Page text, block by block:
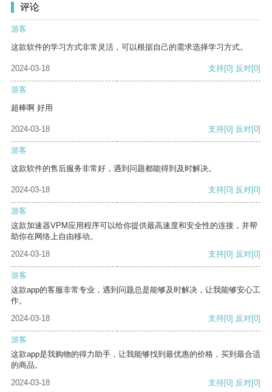
评论
游客
这款软件的学习方式非常灵活，可以根据自己的需求选择学习方式。
2024-03-18 支持[0] 反对[0]
游客
超棒啊 好用
2024-03-18 支持[0] 反对[0]
游客
这款软件的售后服务非常好，遇到问题都能得到及时解决。
2024-03-18 支持[0] 反对[0]
游客
这款加速器VPM应用程序可以给你提供最高速度和安全性的连接，并帮
助你在网络上自由移动。
2024-03-18
支持[0] 反对[0]
游客
这款app的客服非常专业，遇到问题总是能够及时解决，让我能够安心工
作。
2024-03-18
支持[0] 反对[0]
游客
这款app是我购物的得力助手，让我能够找到最优惠的价格，买到最合适
的商品。
2024-03-18
支持[0] 反对[0]